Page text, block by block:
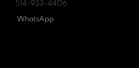
514-933-4406
WhatsApp